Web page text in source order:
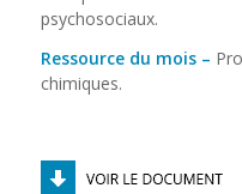
psychosociaux.
Ressource du mois –
chimiques.